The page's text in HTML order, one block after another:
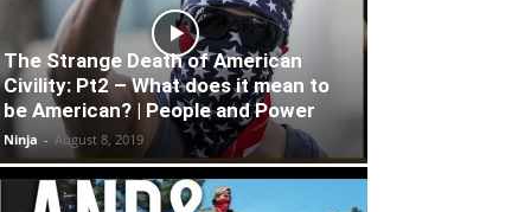
The Strange Death of American
Civility: Pt2 – What does it mean to
be American? | People and Power
Ninja - August 8, 2019